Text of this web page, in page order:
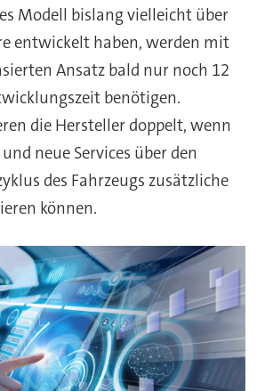
Modell bislang vielleicht über
entwickelt haben, werden mit
Ansatz bald nur noch 12
benötigen.
die Hersteller doppelt, wenn
neue Services über den
des Fahrzeugs zusätzliche
können.